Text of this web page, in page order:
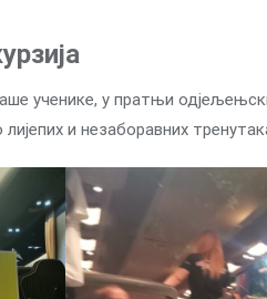
ученике, у пратњи
лијепих и незаборавних